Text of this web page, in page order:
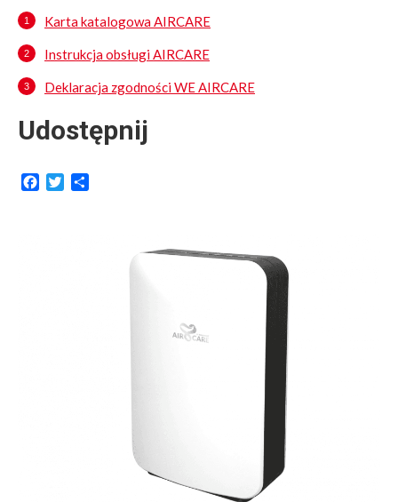
Karta katalogowa AIRCARE
Instrukcja obsługi AIRCARE
Deklaracja zgodności WE AIRCARE
Udostępnij
Facebook
Twitter